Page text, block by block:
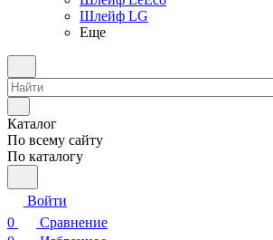
Шлейф LG
Еще
Каталог
По всему сайту
По каталогу
Войти
0
Сравнение